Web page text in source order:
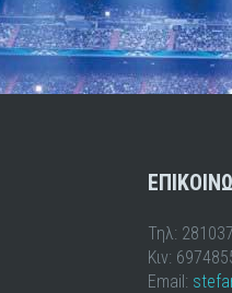
Τηλ:
Κιν:
Email: